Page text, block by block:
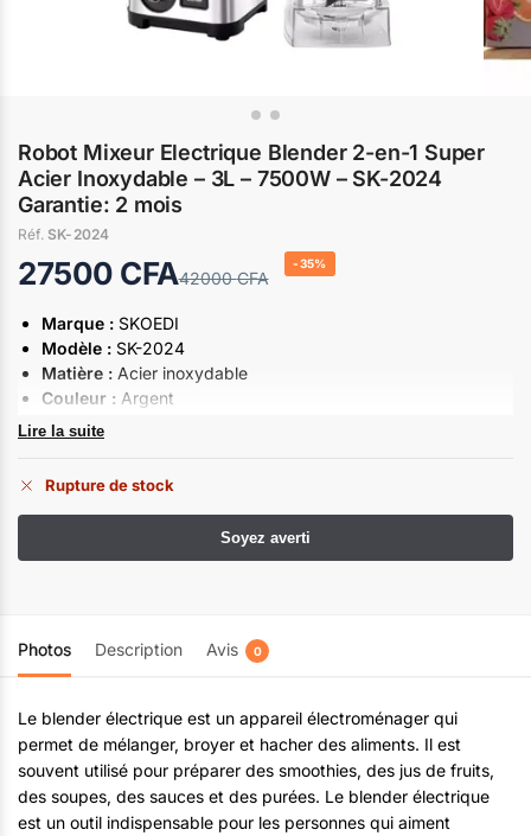
Robot Mixeur Electrique Blender 2-en-1 Super
Acier Inoxydable – 3L – 7500W – SK-2024
Garantie: 2 mois
Réf. SK-2024
42000CFA
27500 CFA -35%
Marque : SKOEDI
Modèle : SK-2024
Matière : Acier inoxydable
Couleur : Argent
Capacité :
Accessoires :Pichet, lames, couvercle, poussoir
Lire la suite
Rupture de stock
Photos Description Avis 0
Le blender électrique est un appareil électroménager qui
permet de mélanger, broyer et hacher des aliments. Il est
souvent utilisé pour préparer des smoothies, des jus de fruits,
des soupes, des sauces et des purées. Le blender électrique
est un outil indispensable pour les personnes qui aiment